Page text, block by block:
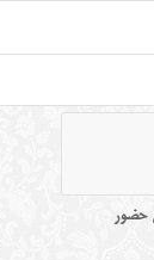
حضور